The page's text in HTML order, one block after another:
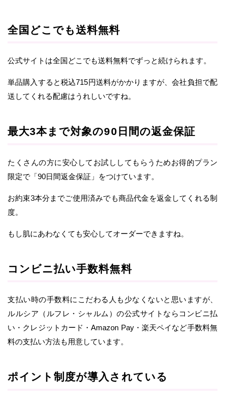
全国どこでも送料無料
公式サイトは全国どこでも送料無料でずっと続けられます。
単品購入すると税込715円送料がかかりますが、会社負担で配
送してくれる配慮はうれしいですね。
最大3本まで対象の90日間の返金保証
たくさんの方に安心してお試ししてもらうためお得的プラン
限定で「90日間返金保証」をつけています。
お約束3本分までご使用済みでも商品代金を返金してくれる制
度。
もし肌にあわなくても安心してオーダーできますね。
コンビニ払い手数料無料
支払い時の手数料にこだわる人も少なくないと思いますが、
ルルシア（ルフレ・シャルム）の公式サイトならコンビニ払
い・クレジットカード・Amazon Pay・楽天ペイなど手数料無
料の支払い方法も用意しています。
ポイント制度が導入されている